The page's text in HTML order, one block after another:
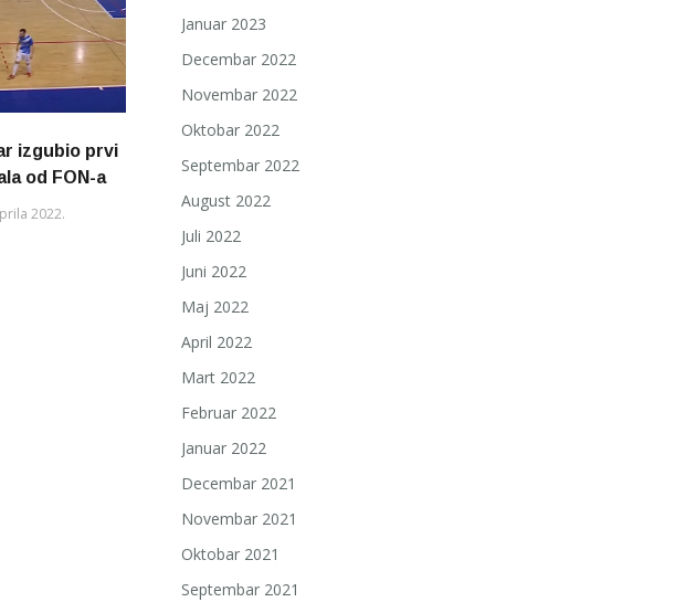
izgubio prvi
od FON-a
2022.
Januar 2023
Decembar 2022
Novembar 2022
Oktobar 2022
Septembar 2022
August 2022
Juli 2022
Juni 2022
Maj 2022
April 2022
Mart 2022
Februar 2022
Januar 2022
Decembar 2021
Novembar 2021
Oktobar 2021
Septembar 2021